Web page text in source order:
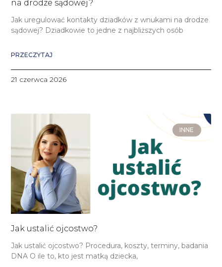
na drodze sądowej?
Jak uregulować kontakty dziadków z wnukami na drodze
sądowej? Dziadkowie to jedne z najbliższych osób
PRZECZYTAJ
21 czerwca 2026
INNE
Jak ustalić ojcostwo?
Jak ustalić ojcostwo? Procedura, koszty, terminy, badania
DNA O ile to, kto jest matką dziecka,